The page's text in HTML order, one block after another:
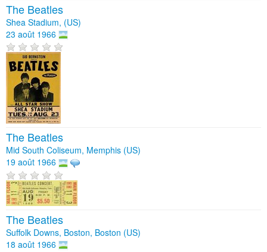
The Beatles
Shea Stadium, (US)
23 août 1966
The Beatles
Mid South Coliseum, Memphis (US)
19 août 1966
The Beatles
Suffolk Downs, Boston, Boston (US)
18 août 1966